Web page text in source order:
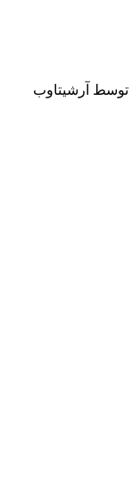
توسط آرشیتاوب